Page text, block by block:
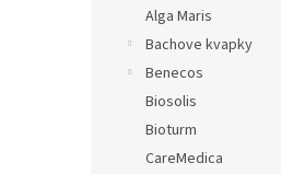
Alga Maris
Bachove kvapky
Benecos
Biosolis
Bioturm
CareMedica